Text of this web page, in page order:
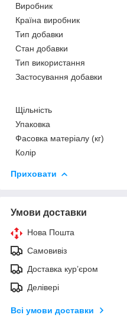
Виробник
Країна виробник
Тип добавки
Стан добавки
Тип використання
Застосування добавки
Щільність
Упаковка
Фасовка матеріалу (кг)
Колір
Приховати
Умови доставки
Нова Пошта
Самовивіз
Доставка кур’єром
Делівері
Всі умови доставки